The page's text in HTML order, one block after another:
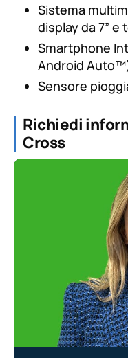
Sistema
display da 7”
Smartphone
Android
Sensore
Richiedi
Cross